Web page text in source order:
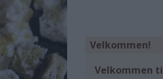
Velkommen!
Velkommen